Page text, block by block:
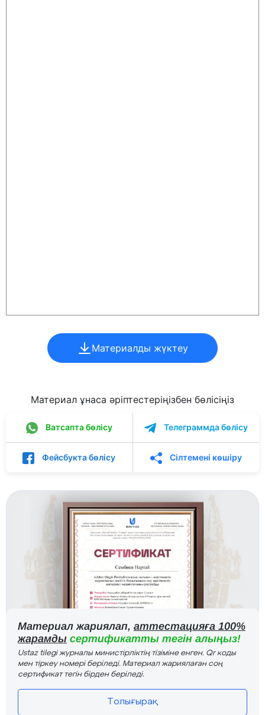
Материалды жүктеу
Материал ұнаса әріптестеріңізбен бөлісіңіз
Ватсапта бөлісу Телеграммда бөлісу
Фейсбукта бөлісу Сілтемені көшіру
Материал жариялап, аттестацияға 100%
жарамды сертификатты тегін алыңыз!
Ustaz tilegi журналы министірліктің тізіміне енген. Qr коды
мен тіркеу номері беріледі. Материал жариялаған соң
сертификат тегін бірден беріледі.
Толығырақ